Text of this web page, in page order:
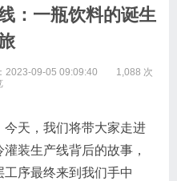
：一瓶饮料的诞生
2023-09-05 09:09:40
1,088 次
天，我们将带大家走进
装生产线背后的故事，
序最终来到我们手中